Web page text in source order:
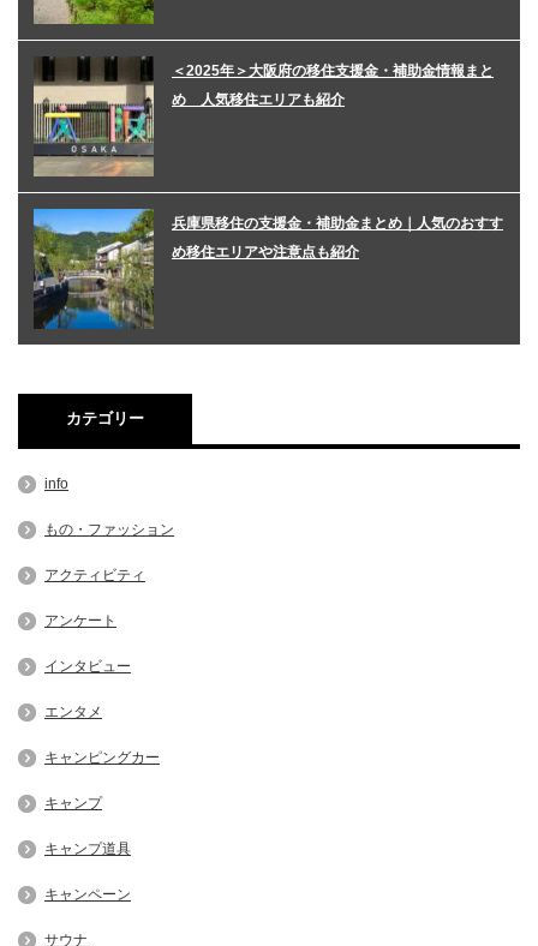
＜2025年＞大阪府の移住支援金・補助金情報まと
め 人気移住エリアも紹介
兵庫県移住の支援金・補助金まとめ｜人気のおすす
め移住エリアや注意点も紹介
カテゴリー
info
もの・ファッション
アクティビティ
アンケート
インタビュー
エンタメ
キャンピングカー
キャンプ
キャンプ道具
キャンペーン
サウナ